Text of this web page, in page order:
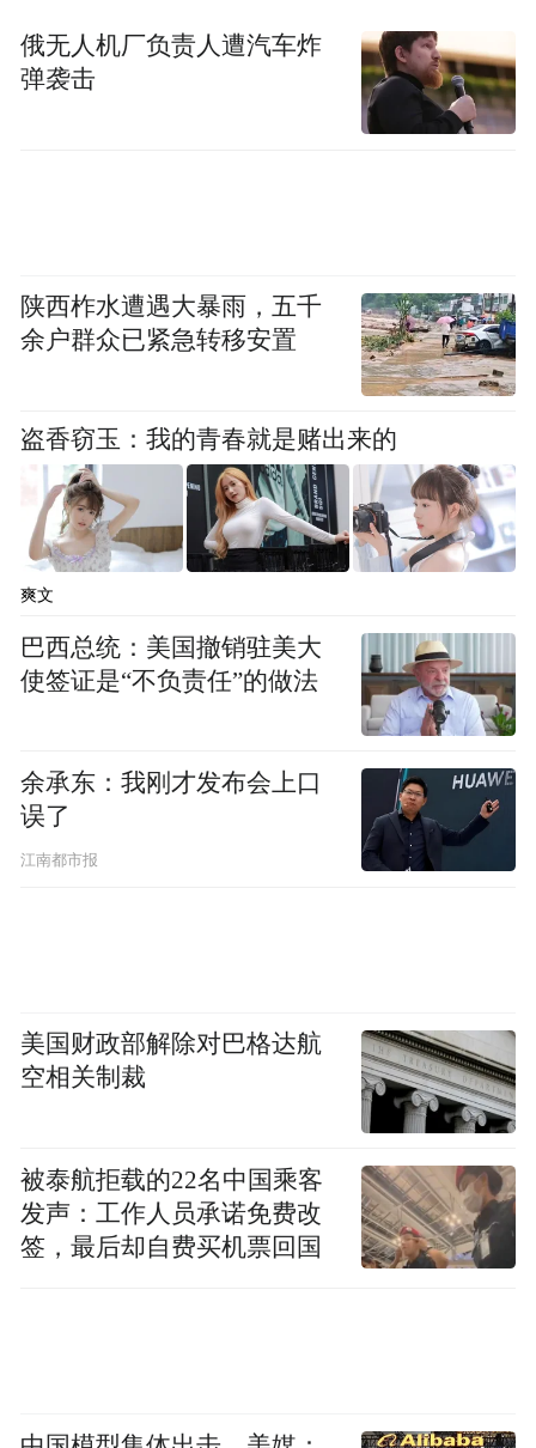
(三)注意气压变化，调整身心状态
高气压天气：虽然高气压天气通常较为舒
适，但也要避免长时间处于密闭空间内，以
新鲜空气，保持身心健康。
(四)应对降水天气，保持生活秩序
降雨天气：穿着防水、防滑的鞋子，避免滑
倒受伤。减少户外活动时间，以免淋湿和感
冒。同时，保持室内干燥通风，避免霉菌滋
降雪天气：穿着保暖、防滑的衣物和鞋子，
避免在雪地中长时间行走。使用铲雪工具清
理积雪时，要注意安全，避免受伤。同时，
晴朗天气：利用晴朗的天气进行户外活动，
如散步、骑行、爬山等，享受大自然的美丽
景色。同时，与家人和朋友一起分享快乐时
光，增强彼此之间的情感联系。
阴雨天气：在室内进行一些轻松的活动，如
阅读、听音乐、看电影等。同时，保持心情
俄无人机厂负责人遭汽车炸
弹袭击
陕西柞水遭遇大暴雨，五千
余户群众已紧急转移安置
盗香窃玉：我的青春就是赌出来的
爽文
巴西总统：美国撤销驻美大
使签证是“不负责任”的做法
余承东：我刚才发布会上口
误了
江南都市报
美国财政部解除对巴格达航
空相关制裁
被泰航拒载的22名中国乘客
发声：工作人员承诺免费改
签，最后却自费买机票回国